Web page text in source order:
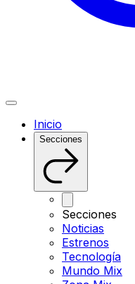
Inicio
Secciones
Secciones
Noticias
Estrenos
Tecnología
Mundo Mix